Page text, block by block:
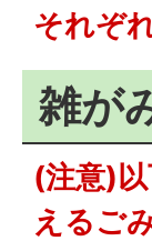
それぞ
雑が
(注意)
えるご